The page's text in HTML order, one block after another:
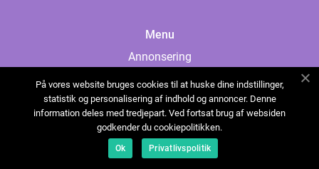
Menu
Annonsering
Cookies
Kontakta oss
Sitemap
På vores website bruges cookies til at huske dine indstillinger,
statistik og personalisering af indhold og annoncer. Denne
information deles med tredjepart. Ved fortsat brug af websiden
godkender du cookiepolitikken.
Ok Privatlivspolitik